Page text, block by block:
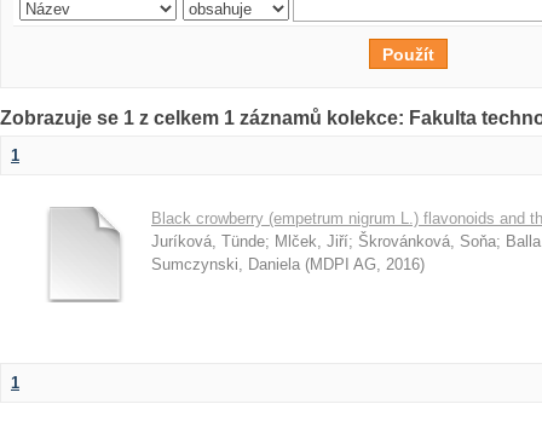
Zobrazuje se 1 z celkem 1 záznamů kolekce: Fakulta
1
Black crowberry (empetrum nigrum L.) flavonoids and
Juríková, Tünde; Mlček, Jiří; Škrovánková, Soňa;
Sumczynski, Daniela (MDPI AG, 2016)
1